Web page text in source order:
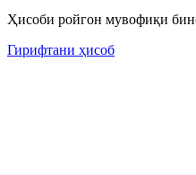
Ҳисоби ройгон мувофиқи
Гирифтани ҳисоб